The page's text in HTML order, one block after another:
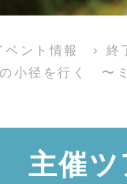
ント情報
終
小径を行く 〜
主催ツ